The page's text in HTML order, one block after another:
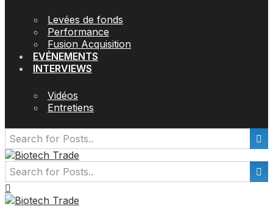
Levées de fonds
Performance
Fusion Acquisition
EVÉNEMENTS
INTERVIEWS
Vidéos
Entretiens